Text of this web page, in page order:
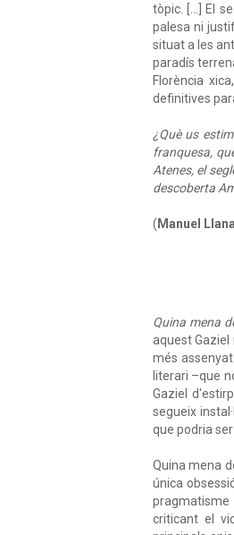
tòpic. [...] El
palesa ni
situat a les
paradís
Florència
definitives
¿Què us
franquesa,
Atenes, el
descoberta
( Manuel
Quina mena
aquest
més
literari –que
Gaziel
segueix
que podria
Quina mena
única
criticant el